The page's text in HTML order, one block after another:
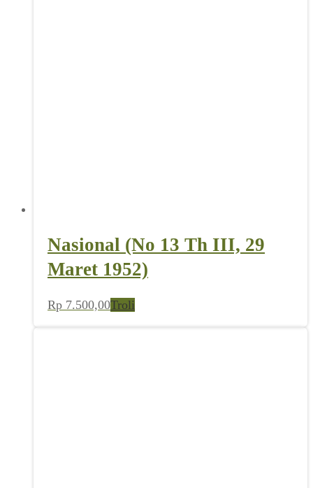
Nasional (No 13 Th III, 29
Maret 1952)
Rp 7.500,00Troli